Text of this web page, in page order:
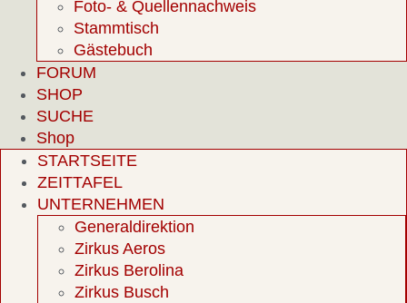
Foto- & Quellennachweis
Stammtisch
Gästebuch
FORUM
SHOP
SUCHE
Shop
STARTSEITE
ZEITTAFEL
UNTERNEHMEN
Generaldirektion
Zirkus Aeros
Zirkus Berolina
Zirkus Busch